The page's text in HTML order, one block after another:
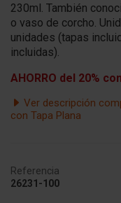
230ml. También
o vaso de corcho.
unidades (tapas
incluidas).
AHORRO del 20%
Ver descripción
con Tapa Plana
Referencia
26231-100